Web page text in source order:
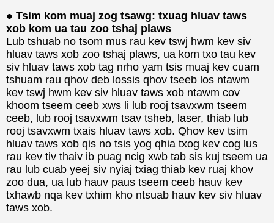
● Tsim kom muaj zog tsawg: txuag hluav taws
xob kom ua tau zoo tshaj plaws
Lub tshuab no tsom mus rau kev tswj hwm kev siv
hluav taws xob zoo tshaj plaws, ua kom txo tau kev
siv hluav taws xob tag nrho yam tsis muaj kev cuam
tshuam rau qhov deb lossis qhov tseeb los ntawm
kev tswj hwm kev siv hluav taws xob ntawm cov
khoom tseem ceeb xws li lub rooj tsavxwm tseem
ceeb, lub rooj tsavxwm tsav tsheb, laser, thiab lub
rooj tsavxwm txais hluav taws xob. Qhov kev tsim
hluav taws xob qis no tsis yog qhia txog kev cog lus
rau kev tiv thaiv ib puag ncig xwb tab sis kuj tseem ua
rau lub cuab yeej siv nyiaj txiag thiab kev ruaj khov
zoo dua, ua lub hauv paus tseem ceeb hauv kev
txhawb nqa kev txhim kho ntsuab hauv kev siv hluav
taws xob.